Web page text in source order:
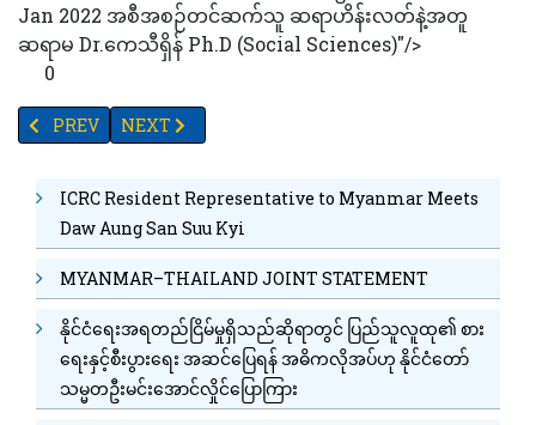
Jan 2022 အစီအစဉ်တင်ဆက်သူ ဆရာဟိန်းလတ်နဲ့အတူ
ဆရာမ Dr.ကေသီရှိန် Ph.D (Social Sciences)"/>
0
PREVIOUS ARTICLE: နာဂစ် အလွန်အမျိုးသမီးတွေဘဝဘယ်လို ပြ
PREV NEXT ARTICLE: နာဂစ်အလွန် အမျိုးသမီးတွေ ဘဝဘ
NEXT
ICRC Resident Representative to Myanmar Meets
Daw Aung San Suu Kyi
MYANMAR–THAILAND JOINT STATEMENT
နိုင်ငံရေးအရတည်ငြိမ်မှုရှိသည်ဆိုရာတွင် ပြည်သူလူထု၏ စား
ရေးနှင့်စီးပွားရေး အဆင်ပြေရန် အဓိကလိုအပ်ဟု နိုင်ငံတော်
သမ္မတဦးမင်းအောင်လှိုင်ပြောကြား